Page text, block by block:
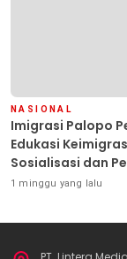
NASIONAL
Imigrasi Palopo
Edukasi
Sosialisasi dan
Inovasi Chatbot
1 minggu yang lalu